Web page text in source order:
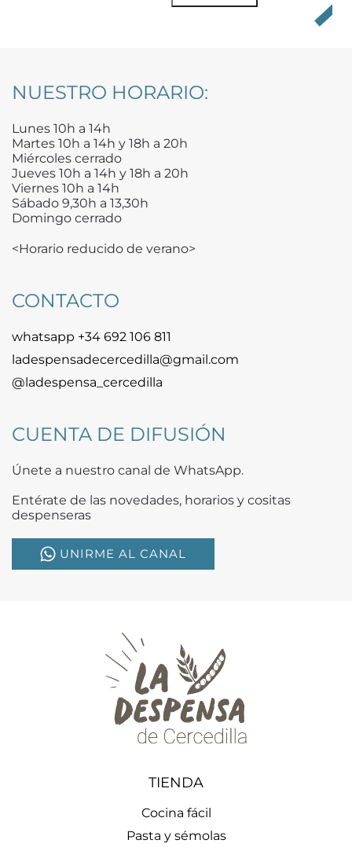
NUESTRO HORARIO:
Lunes 10h a 14h
Martes 10h a 14h y 18h a 20h
Miércoles cerrado
Jueves 10h a 14h y 18h a 20h
Viernes 10h a 14h
Sábado 9,30h a 13,30h
Domingo cerrado
<Horario reducido de verano>
CONTACTO
whatsapp +34 692 106 811
ladespensadecercedilla@gmail.com
@ladespensa_cercedilla
CUENTA DE DIFUSIÓN
Únete a nuestro canal de WhatsApp.
Entérate de las novedades, horarios y cositas
despenseras
UNIRME AL CANAL
TIENDA
Cocina fácil
Pasta y sémolas